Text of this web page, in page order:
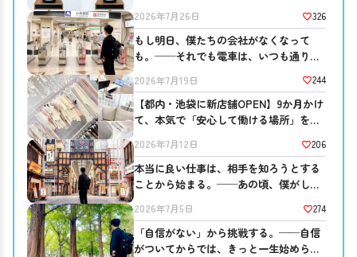
2026年7月26日 326
もし明日、僕たちの会社がなくなって
も。──それでも電車は、いつも通り走
2026年7月19日 244
【都内・池袋に新店舗OPEN】9か月かけ
て、本気で「安心して働ける場所」を作
2026年7月12日 206
本当に良い仕事は、相手を知ろうとする
ことから始まる。──あの頃、僕がして
2026年7月5日 274
「自信がない」から挑戦する。──自信
がついてからでは、きっと一生始められ